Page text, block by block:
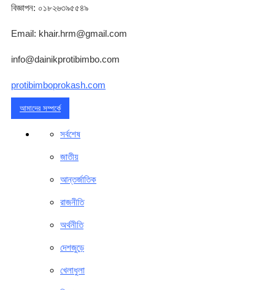
বিজ্ঞাপন: ০১৮২৬৩৯৫৫৪৯
Email: khair.hrm@gmail.com
info@dainikprotibimbo.com
protibimboprokash.com
আমাদের সম্পর্কে
সর্বশেষ
জাতীয়
আন্তর্জাতিক
রাজনীতি
অর্থনীতি
দেশজুড়ে
খেলাধুলা